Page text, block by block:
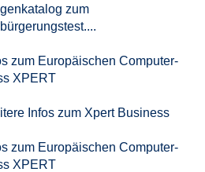
zum
zum Europäischen Computer-
XPERT
Infos zum Xpert Business
zum Europäischen Computer-
XPERT